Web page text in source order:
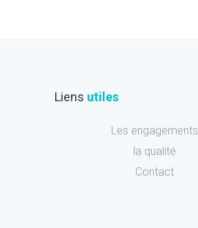
Liens utiles
Les engagements
la qualité
Contact